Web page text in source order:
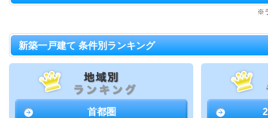
※
新築一戸建て 条件別ランキング
首都圏